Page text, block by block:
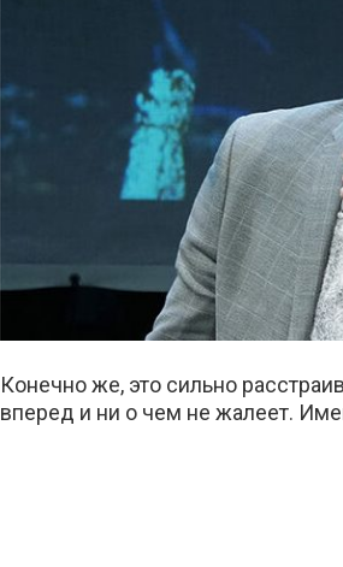
Конечно же, это сильно
вперед и ни о чем не жалеет.